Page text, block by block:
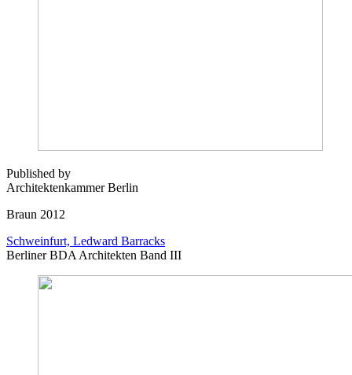
Published by
Architektenkammer Berlin
Braun 2012
Schweinfurt, Ledward Barracks
Berliner BDA Architekten Band III